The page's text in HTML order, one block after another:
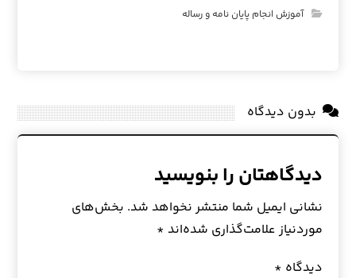
آموزش انجام پایان نامه و رساله
بدون دیدگاه
دیدگاهتان را بنویسید
نشانی ایمیل شما منتشر نخواهد شد. بخش‌های
موردنیاز علامت‌گذاری شده‌اند *
دیدگاه *